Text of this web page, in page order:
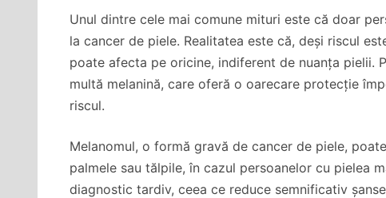
Unul dintre cele mai comune mituri este că doar
la cancer de piele. Realitatea este că, deși riscul
poate afecta pe oricine, indiferent de nuanța pielii.
multă melanină, care oferă o oarecare protecție
riscul.
Melanomul, o formă gravă de cancer de piele,
palmele sau tălpile, în cazul persoanelor cu pielea
diagnostic tardiv, ceea ce reduce semnificativ